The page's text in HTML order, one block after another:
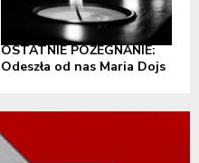
OSTATNIE POŻEGNANIE:
Odeszła od nas Maria Dojs